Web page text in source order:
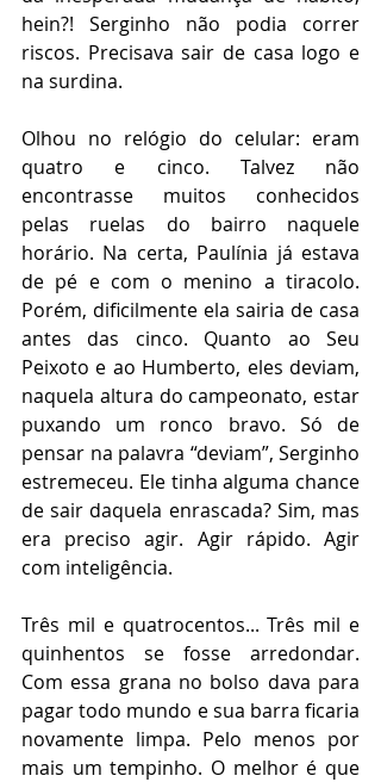
hein?! Serginho não podia correr
riscos. Precisava sair de casa logo e
na surdina.
Olhou no relógio do celular: eram
quatro e cinco. Talvez não
encontrasse muitos conhecidos
pelas ruelas do bairro naquele
horário. Na certa, Paulínia já estava
de pé e com o menino a tiracolo.
Porém, dificilmente ela sairia de casa
antes das cinco. Quanto ao Seu
Peixoto e ao Humberto, eles deviam,
naquela altura do campeonato, estar
puxando um ronco bravo. Só de
pensar na palavra “deviam”, Serginho
estremeceu. Ele tinha alguma chance
de sair daquela enrascada? Sim, mas
era preciso agir. Agir rápido. Agir
com inteligência.
Três mil e quatrocentos... Três mil e
quinhentos se fosse arredondar.
Com essa grana no bolso dava para
pagar todo mundo e sua barra ficaria
novamente limpa. Pelo menos por
mais um tempinho. O melhor é que